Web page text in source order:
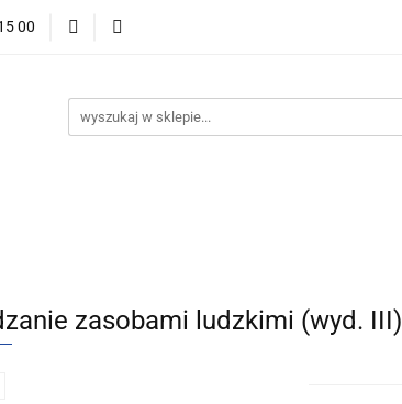
00
Zapowiedzi
Wydawnictwa
zasobami ludzkimi (wyd. III)